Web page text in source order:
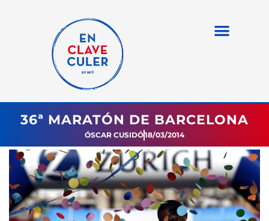
36ª MARATÓN DE BARCELONA
ÓSCAR CUSIDÓ18/03/2014